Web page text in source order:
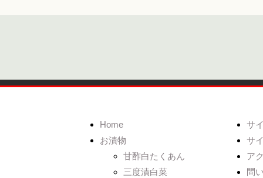
Home
お漬物
甘酢白たくあん
三度漬白菜
サ
サ
ア
問